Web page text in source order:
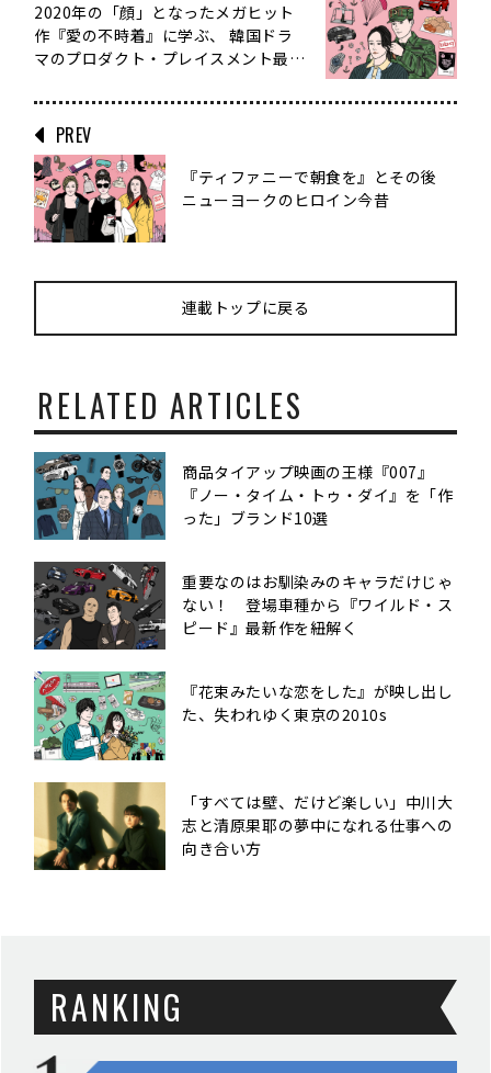
2020年の「顔」となったメガヒット
作『愛の不時着』に学ぶ、 韓国ドラ
マのプロダクト・プレイスメント最前
PREV
『ティファニーで朝食を』とその後
ニューヨークのヒロイン今昔
連載トップに戻る
RELATED ARTICLES
商品タイアップ映画の王様『007』
『ノー・タイム・トゥ・ダイ』を「作
った」ブランド10選
重要なのはお馴染みのキャラだけじゃ
ない！ 登場車種から『ワイルド・ス
ピード』最新作を紐解く
『花束みたいな恋をした』が映し出し
た、失われゆく東京の2010s
「すべては壁、だけど楽しい」中川大
志と清原果耶の夢中になれる仕事への
向き合い方
RANKING